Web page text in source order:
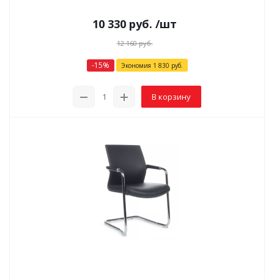
10 330 руб. /шт
12 160руб.
-15% Экономия 1 830 руб.
В корзину